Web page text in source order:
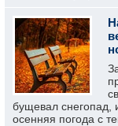
бущевал снегопад,
осенняя погода с